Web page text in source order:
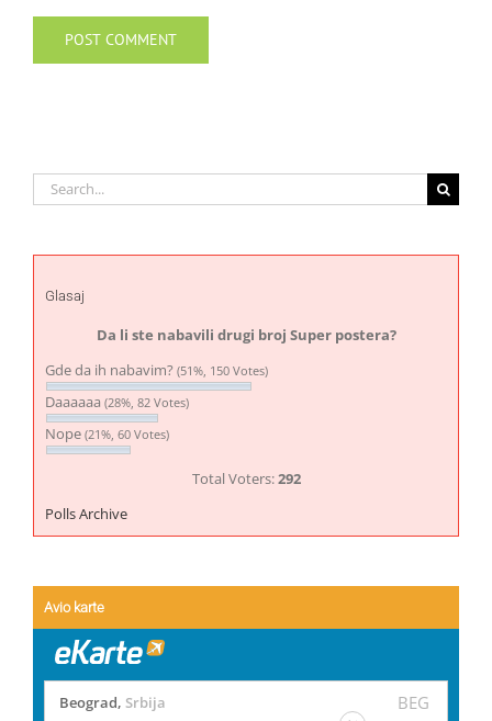
Search
for:
Glasaj
Da li ste nabavili drugi broj Super postera?
Gde da ih nabavim? (51%, 150 Votes)
Daaaaaa (28%, 82 Votes)
Nope (21%, 60 Votes)
Total Voters:292
Polls Archive
Avio karte
Beograd, Srbija BEG